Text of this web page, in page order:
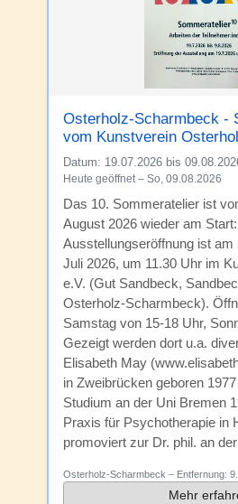
Osterholz-Scharmbeck -
vom Kunstverein
Datum: 19.07.2026 bis
Heute geöffnet – So, 09.08.2026
Das 10. Sommeratelier ist
August 2026 wieder am
Ausstellungseröffnung ist am
Juli 2026, um 11.30 Uhr im
e.V. (Gut Sandbeck,
Osterholz-Scharmbeck).
Samstag von 15-18 Uhr,
Gezeigt werden dort u.a.
Elisabeth May
in Zweibrücken geboren
Studium an der Uni Bremen
Praxis für Psychotherapie in
promoviert zur Dr. phil. an
Osterholz-Scharmbeck – Entfernung:
Mehr